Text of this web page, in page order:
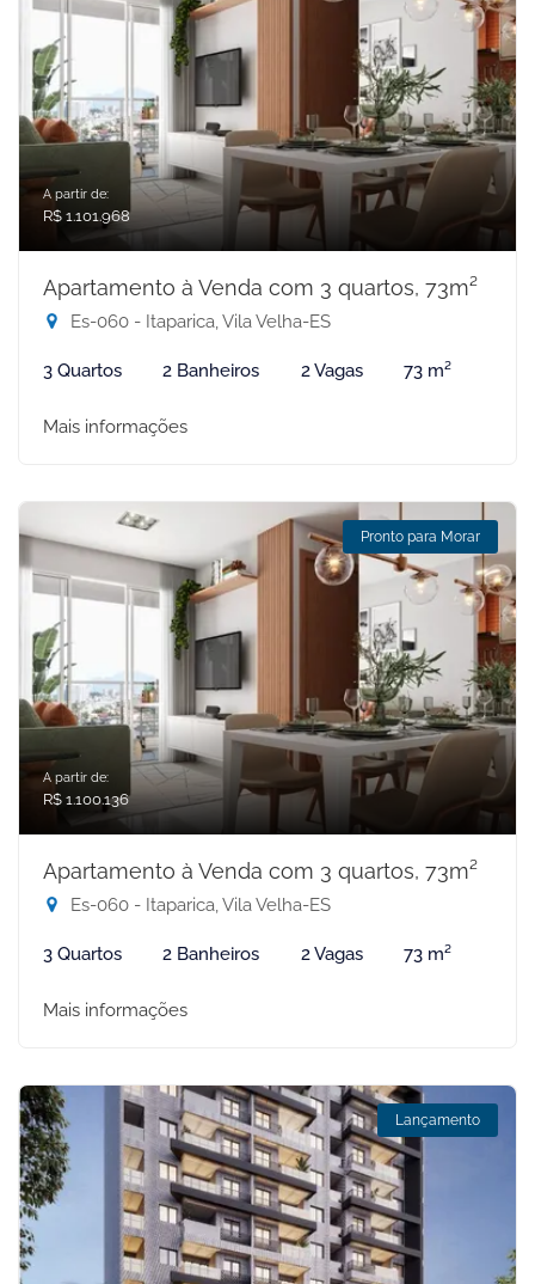
A partir de:
R$ 1.101.968
Apartamento à Venda com 3 quartos, 73m²
Es-060 - Itaparica, Vila Velha-ES
3 Quartos 2 Banheiros 2 Vagas 73 m²
Mais informações
Pronto para Morar
A partir de:
R$ 1.100.136
Apartamento à Venda com 3 quartos, 73m²
Es-060 - Itaparica, Vila Velha-ES
3 Quartos 2 Banheiros 2 Vagas 73 m²
Mais informações
Lançamento